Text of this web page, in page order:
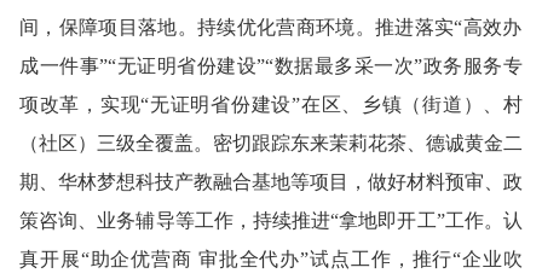
间，保障项目落地。 持续优化营商环境。 推进落实“高效办
成一件事”“无证明省份建设”“数据最多采一次”政务服务专
项改革，实现“无证明省份建设”在区、乡镇（街道）、村
（社区）三级全覆盖。密切跟踪东来茉莉花茶、德诚黄金二
期、华林梦想科技产教融合基地等项目，做好材料预审、政
策咨询、业务辅导等工作， 持续推进“拿地即开工”工作。认
真开展“助企优营商 审批全代办”试点工作，推行“企业吹